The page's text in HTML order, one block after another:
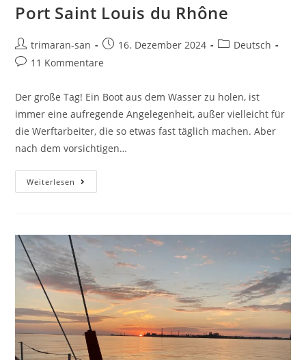
Port Saint Louis du Rhône
trimaran-san 16. Dezember 2024
Deutsch
11 Kommentare
Der große Tag! Ein Boot aus dem Wasser zu holen, ist
immer eine aufregende Angelegenheit, außer vielleicht für
die Werftarbeiter, die so etwas fast täglich machen. Aber
nach dem vorsichtigen…
Weiterlesen